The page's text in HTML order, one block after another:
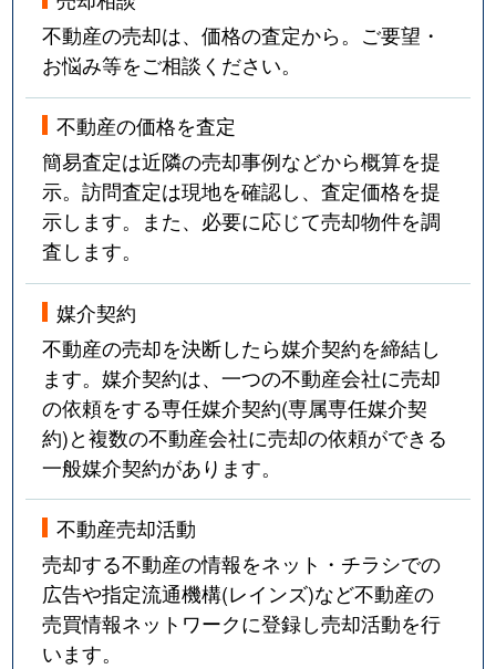
不動産の売却は、価格の査定から。ご要望・
お悩み等をご相談ください。
不動産の価格を査定
簡易査定は近隣の売却事例などから概算を提
示。訪問査定は現地を確認し、査定価格を提
示します。また、必要に応じて売却物件を調
査します。
媒介契約
不動産の売却を決断したら媒介契約を締結し
ます。媒介契約は、一つの不動産会社に売却
の依頼をする専任媒介契約(専属専任媒介契
約)と複数の不動産会社に売却の依頼ができる
一般媒介契約があります。
不動産売却活動
売却する不動産の情報をネット・チラシでの
広告や指定流通機構(レインズ)など不動産の
売買情報ネットワークに登録し売却活動を行
います。